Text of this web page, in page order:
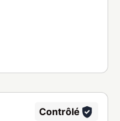
Contrôlé